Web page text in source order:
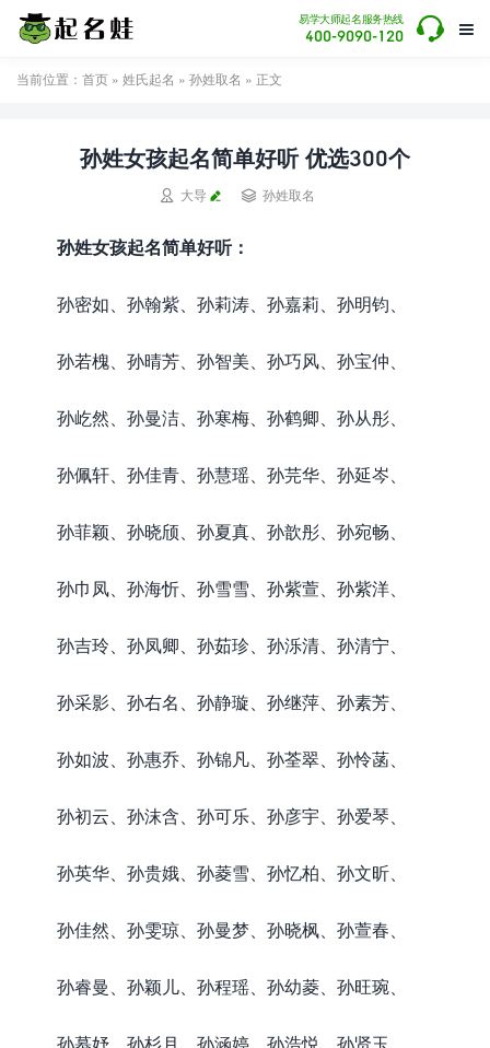

易学大师起名服务热线
400-9090-120 
当前位置： 首页 » 姓氏起名 » 孙姓取名 » 正文
孙姓女孩起名简单好听 优选300个
 大导  孙姓取名
孙姓女孩起名简单好听：
孙密如、孙翰紫、孙莉涛、孙嘉莉、孙明钧、
孙若槐、孙晴芳、孙智美、孙巧风、孙宝仲、
孙屹然、孙曼洁、孙寒梅、孙鹤卿、孙从彤、
孙佩轩、孙佳青、孙慧瑶、孙芫华、孙延岑、
孙菲颖、孙晓颀、孙夏真、孙歆彤、孙宛畅、
孙巾凤、孙海忻、孙雪雪、孙紫萱、孙紫洋、
孙吉玲、孙凤卿、孙茹珍、孙泺清、孙清宁、
孙采影、孙右名、孙静璇、孙继萍、孙素芳、
孙如波、孙惠乔、孙锦凡、孙荃翠、孙怜菡、
孙初云、孙沫含、孙可乐、孙彦宇、孙爱琴、
孙英华、孙贵娥、孙菱雪、孙忆柏、孙文昕、
孙佳然、孙雯琼、孙曼梦、孙晓枫、孙萱春、
孙睿曼、孙颖儿、孙程瑶、孙幼菱、孙旺琬、
孙慕妤、孙杉月、孙涵婷、孙浩悦、孙贤玉、